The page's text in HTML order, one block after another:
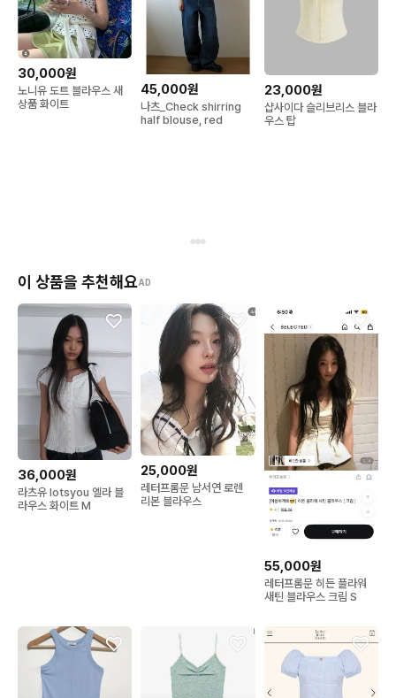
30,000원
노니유 도트 블라우스 새
상품 화이트
45,000원
나츠_Check shirring
half blouse, red
23,000원
샵사이다 슬리브리스 블라
우스 탑
이 상품을 추천해요AD
36,000원
라츠유 lotsyou 엘라 블
라우스 화이트 M
25,000원
레터프롬문 남서연 로렌
리본 블라우스
55,000원
레터프롬문 히든 플라워
새틴 블라우스 크림 S